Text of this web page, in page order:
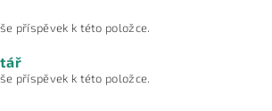
příspěvek k této položce.
příspěvek k této položce.